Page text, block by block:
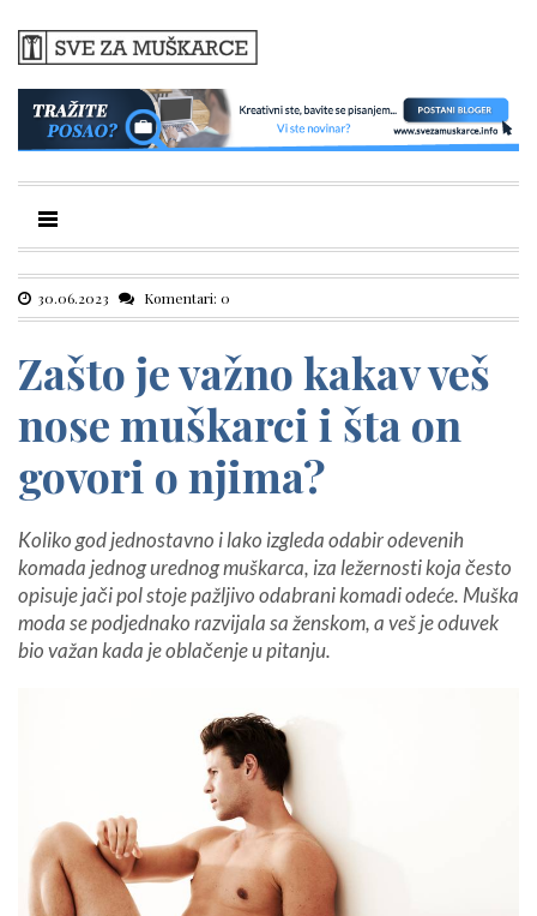
30.06.2023 Komentari: 0
Zašto je važno kakav veš
nose muškarci i šta on
govori o njima?
Koliko god jednostavno i lako izgleda odabir odevenih
komada jednog urednog muškarca, iza ležernosti koja često
opisuje jači pol stoje pažljivo odabrani komadi odeće. Muška
moda se podjednako razvijala sa ženskom, a veš je oduvek
bio važan kada je oblačenje u pitanju.